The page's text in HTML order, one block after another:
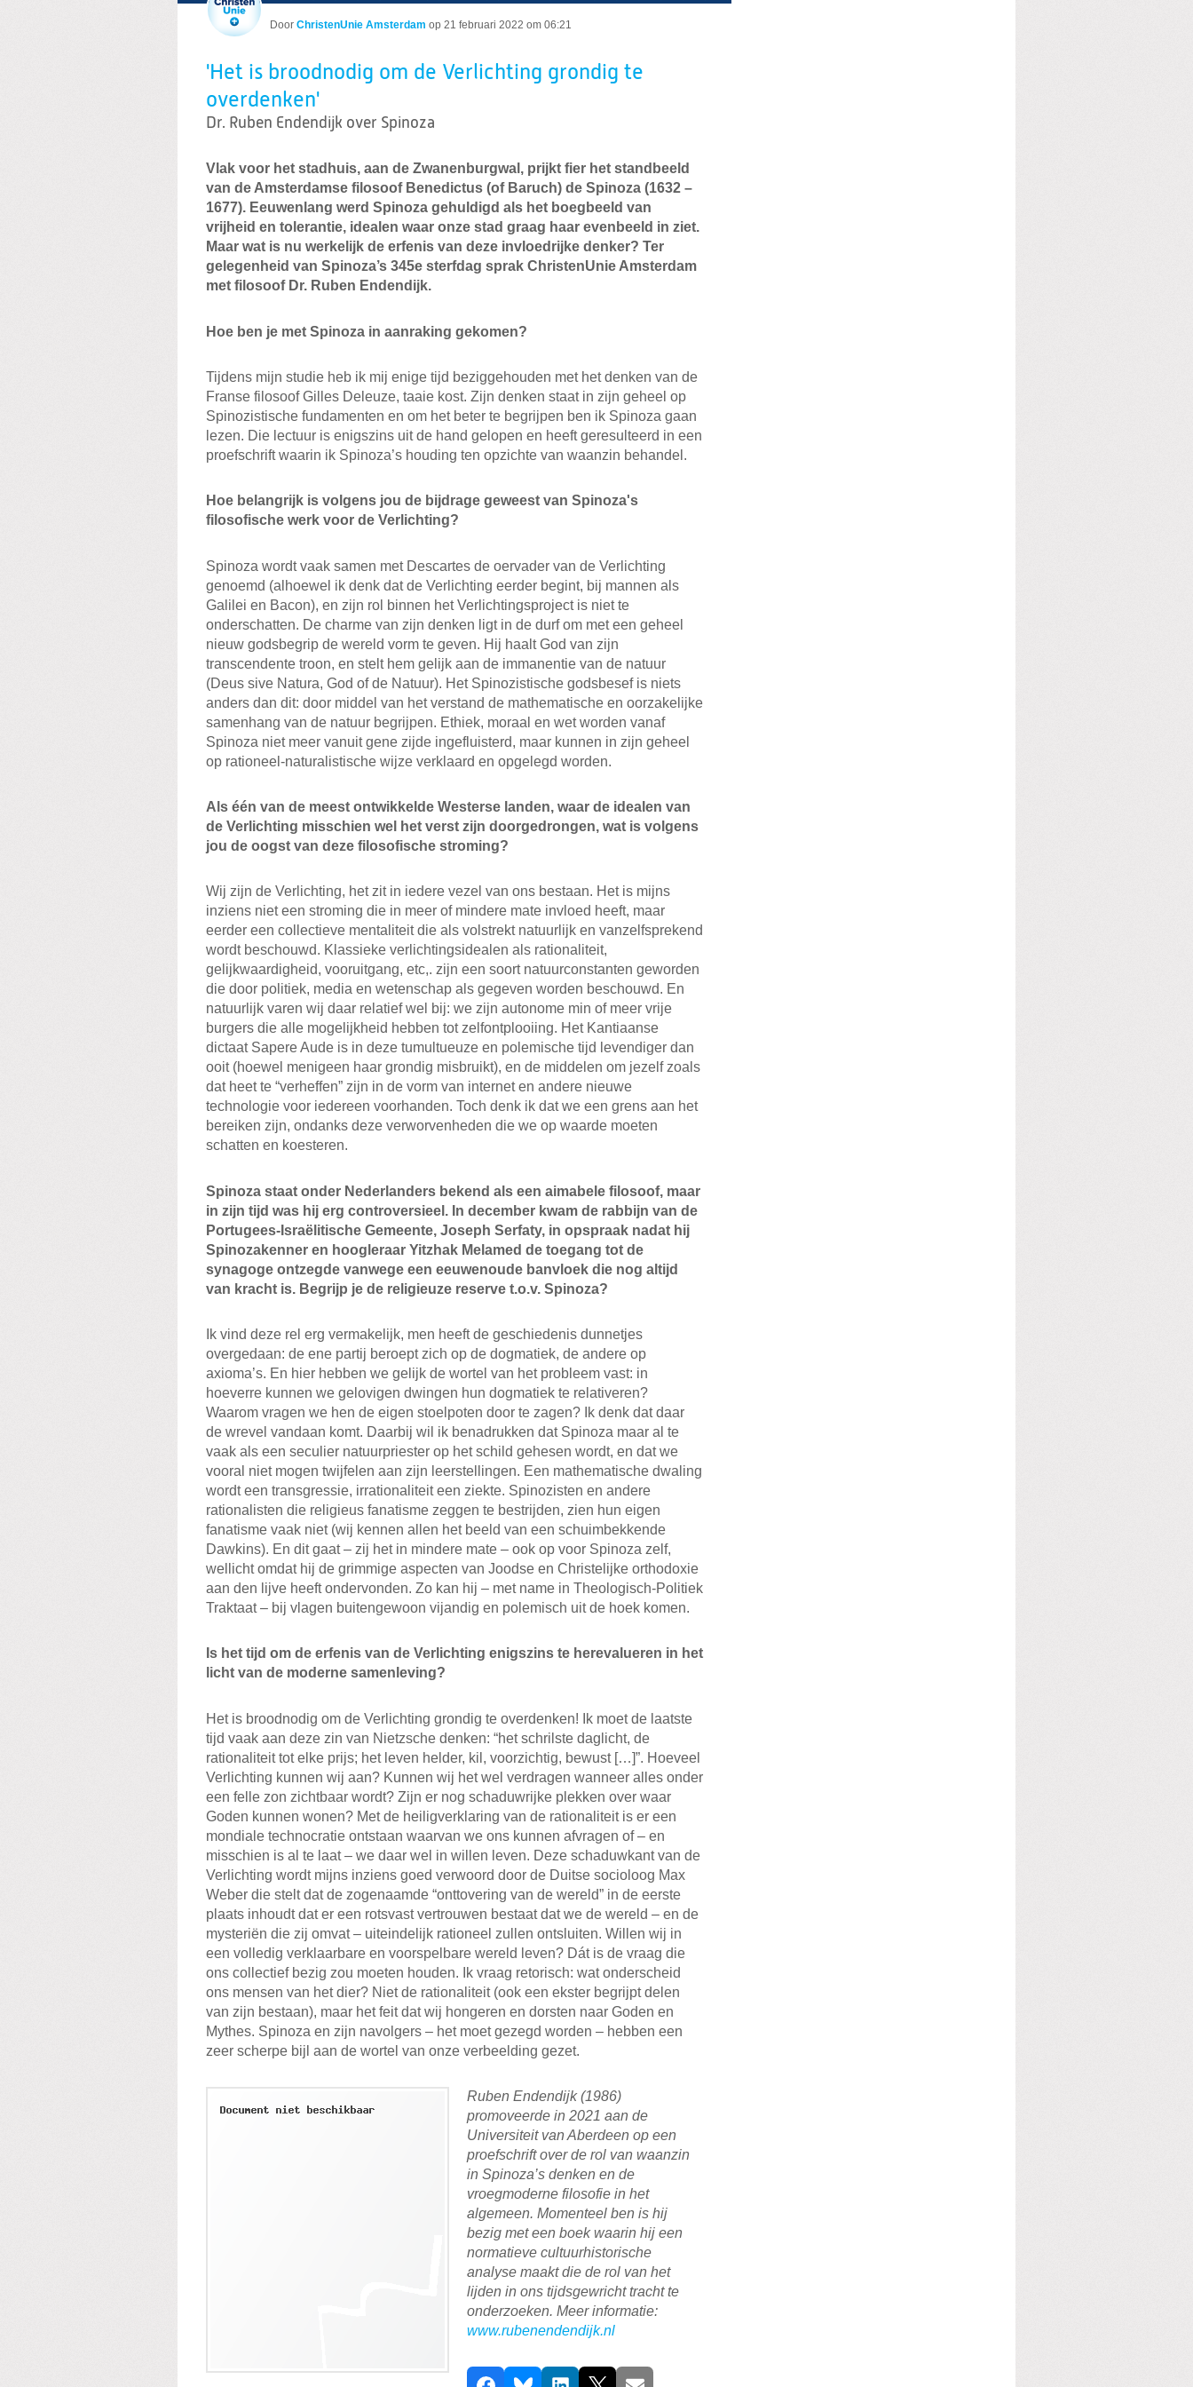
Door ChristenUnie Amsterdam op 21 februari 2022 om 06:21
'Het is broodnodig om de Verlichting grondig te
overdenken'
Dr. Ruben Endendijk over Spinoza
Vlak voor het stadhuis, aan de Zwanenburgwal, prijkt fier het standbeeld
van de Amsterdamse filosoof Benedictus (of Baruch) de Spinoza (1632 –
1677). Eeuwenlang werd Spinoza gehuldigd als het boegbeeld van
vrijheid en tolerantie, idealen waar onze stad graag haar evenbeeld in ziet.
Maar wat is nu werkelijk de erfenis van deze invloedrijke denker? Ter
gelegenheid van Spinoza’s 345e sterfdag sprak ChristenUnie Amsterdam
met filosoof Dr. Ruben Endendijk.
Hoe ben je met Spinoza in aanraking gekomen?
Tijdens mijn studie heb ik mij enige tijd beziggehouden met het denken van de
Franse filosoof Gilles Deleuze, taaie kost. Zijn denken staat in zijn geheel op
Spinozistische fundamenten en om het beter te begrijpen ben ik Spinoza gaan
lezen. Die lectuur is enigszins uit de hand gelopen en heeft geresulteerd in een
proefschrift waarin ik Spinoza’s houding ten opzichte van waanzin behandel.
Hoe belangrijk is volgens jou de bijdrage geweest van Spinoza's
filosofische werk voor de Verlichting?
Spinoza wordt vaak samen met Descartes de oervader van de Verlichting
genoemd (alhoewel ik denk dat de Verlichting eerder begint, bij mannen als
Galilei en Bacon), en zijn rol binnen het Verlichtingsproject is niet te
onderschatten. De charme van zijn denken ligt in de durf om met een geheel
nieuw godsbegrip de wereld vorm te geven. Hij haalt God van zijn
transcendente troon, en stelt hem gelijk aan de immanentie van de natuur
(Deus sive Natura, God of de Natuur). Het Spinozistische godsbesef is niets
anders dan dit: door middel van het verstand de mathematische en oorzakelijke
samenhang van de natuur begrijpen. Ethiek, moraal en wet worden vanaf
Spinoza niet meer vanuit gene zijde ingefluisterd, maar kunnen in zijn geheel
op rationeel-naturalistische wijze verklaard en opgelegd worden.
Als één van de meest ontwikkelde Westerse landen, waar de idealen van
de Verlichting misschien wel het verst zijn doorgedrongen, wat is volgens
jou de oogst van deze filosofische stroming?
Wij zijn de Verlichting, het zit in iedere vezel van ons bestaan. Het is mijns
inziens niet een stroming die in meer of mindere mate invloed heeft, maar
eerder een collectieve mentaliteit die als volstrekt natuurlijk en vanzelfsprekend
wordt beschouwd. Klassieke verlichtingsidealen als rationaliteit,
gelijkwaardigheid, vooruitgang, etc,. zijn een soort natuurconstanten geworden
die door politiek, media en wetenschap als gegeven worden beschouwd. En
natuurlijk varen wij daar relatief wel bij: we zijn autonome min of meer vrije
burgers die alle mogelijkheid hebben tot zelfontplooiing. Het Kantiaanse
dictaat Sapere Aude is in deze tumultueuze en polemische tijd levendiger dan
ooit (hoewel menigeen haar grondig misbruikt), en de middelen om jezelf zoals
dat heet te “verheffen” zijn in de vorm van internet en andere nieuwe
technologie voor iedereen voorhanden. Toch denk ik dat we een grens aan het
bereiken zijn, ondanks deze verworvenheden die we op waarde moeten
schatten en koesteren.
Spinoza staat onder Nederlanders bekend als een aimabele filosoof, maar
in zijn tijd was hij erg controversieel. In december kwam de rabbijn van de
Portugees-Israëlitische Gemeente, Joseph Serfaty, in opspraak nadat hij
Spinozakenner en hoogleraar Yitzhak Melamed de toegang tot de
synagoge ontzegde vanwege een eeuwenoude banvloek die nog altijd
van kracht is. Begrijp je de religieuze reserve t.o.v. Spinoza?
Ik vind deze rel erg vermakelijk, men heeft de geschiedenis dunnetjes
overgedaan: de ene partij beroept zich op de dogmatiek, de andere op
axioma’s. En hier hebben we gelijk de wortel van het probleem vast: in
hoeverre kunnen we gelovigen dwingen hun dogmatiek te relativeren?
Waarom vragen we hen de eigen stoelpoten door te zagen? Ik denk dat daar
de wrevel vandaan komt. Daarbij wil ik benadrukken dat Spinoza maar al te
vaak als een seculier natuurpriester op het schild gehesen wordt, en dat we
vooral niet mogen twijfelen aan zijn leerstellingen. Een mathematische dwaling
wordt een transgressie, irrationaliteit een ziekte. Spinozisten en andere
rationalisten die religieus fanatisme zeggen te bestrijden, zien hun eigen
fanatisme vaak niet (wij kennen allen het beeld van een schuimbekkende
Dawkins). En dit gaat – zij het in mindere mate – ook op voor Spinoza zelf,
wellicht omdat hij de grimmige aspecten van Joodse en Christelijke orthodoxie
aan den lijve heeft ondervonden. Zo kan hij – met name in Theologisch-Politiek
Traktaat – bij vlagen buitengewoon vijandig en polemisch uit de hoek komen.
Is het tijd om de erfenis van de Verlichting enigszins te herevalueren in het
licht van de moderne samenleving?
Het is broodnodig om de Verlichting grondig te overdenken! Ik moet de laatste
tijd vaak aan deze zin van Nietzsche denken: “het schrilste daglicht, de
rationaliteit tot elke prijs; het leven helder, kil, voorzichtig, bewust […]”. Hoeveel
Verlichting kunnen wij aan? Kunnen wij het wel verdragen wanneer alles onder
een felle zon zichtbaar wordt? Zijn er nog schaduwrijke plekken over waar
Goden kunnen wonen? Met de heiligverklaring van de rationaliteit is er een
mondiale technocratie ontstaan waarvan we ons kunnen afvragen of – en
misschien is al te laat – we daar wel in willen leven. Deze schaduwkant van de
Verlichting wordt mijns inziens goed verwoord door de Duitse socioloog Max
Weber die stelt dat de zogenaamde “onttovering van de wereld” in de eerste
plaats inhoudt dat er een rotsvast vertrouwen bestaat dat we de wereld – en de
mysteriën die zij omvat – uiteindelijk rationeel zullen ontsluiten. Willen wij in
een volledig verklaarbare en voorspelbare wereld leven? Dát is de vraag die
ons collectief bezig zou moeten houden. Ik vraag retorisch: wat onderscheid
ons mensen van het dier? Niet de rationaliteit (ook een ekster begrijpt delen
van zijn bestaan), maar het feit dat wij hongeren en dorsten naar Goden en
Mythes. Spinoza en zijn navolgers – het moet gezegd worden – hebben een
zeer scherpe bijl aan de wortel van onze verbeelding gezet.
Ruben Endendijk (1986)
promoveerde in 2021 aan de
Universiteit van Aberdeen op een
proefschrift over de rol van waanzin
in Spinoza’s denken en de
vroegmoderne filosofie in het
algemeen. Momenteel ben is hij
bezig met een boek waarin hij een
normatieve cultuurhistorische
analyse maakt die de rol van het
lijden in ons tijdsgewricht tracht te
onderzoeken. Meer informatie:
www.rubenendendijk.nl
D